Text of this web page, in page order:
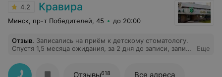
4.2 Кравира
Минск, пр-т Победителей, 45 до 20:00
Отзыв. Записались на приём к детскому стоматологу.
Спустя 1,5 месяца ожидания, за 2 дня до записи, запись
что врач уходит на больничный. Оператор (стажёр)
колл-центра на просьбу перезаписать или передать
Еще
Отзывы618 Все адреса